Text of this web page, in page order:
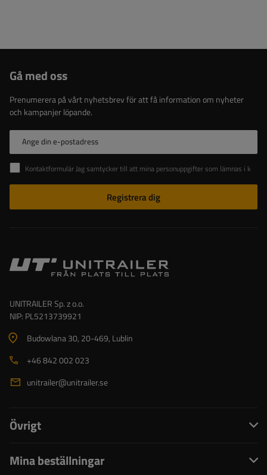
Gå med oss
Prenumerera på vårt nyhetsbrev för att få information om nyheter
och kampanjer löpande.
Ange din e-postadress
Kontaktformulär Jag samtycker till att mina personuppgifter som lämnas i kontaktformuläret behandlas i enlighet med Europaparlamentets och rådets förordning (EU).
Registrera dig
UNITRAILER Sp. z o.o.
NIP: PL5213739921
Budowlana 30, 20-469, Lublin
+46 842 002 023
unitrailer@unitrailer.se
Övrigt
Mina beställningar